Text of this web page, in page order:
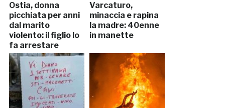
Ostia, donna
picchiata per anni
dal marito
violento: il figlio lo
fa arrestare
Varcaturo,
minaccia e rapina
la madre: 40enne
in manette